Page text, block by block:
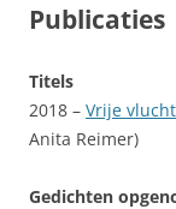
Publicaties
Titels
2018 – Vrije
Anita Reimer)
Gedichten